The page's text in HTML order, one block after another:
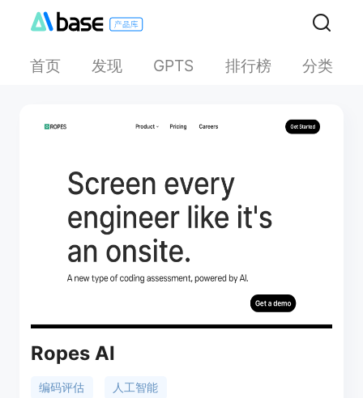
首页 发现 GPTS 排行榜 分类
Ropes AI
编码评估 人工智能